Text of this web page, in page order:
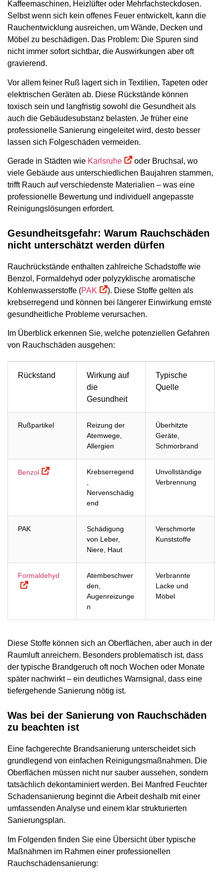
Kaffeemaschinen, Heizlüfter oder Mehrfachsteckdosen.
Selbst wenn sich kein offenes Feuer entwickelt, kann die
Rauchentwicklung ausreichen, um Wände, Decken und
Möbel zu beschädigen. Das Problem: Die Spuren sind
nicht immer sofort sichtbar, die Auswirkungen aber oft
gravierend.
Vor allem feiner Ruß lagert sich in Textilien, Tapeten oder
elektrischen Geräten ab. Diese Rückstände können
toxisch sein und langfristig sowohl die Gesundheit als
auch die Gebäudesubstanz belasten. Je früher eine
professionelle Sanierung eingeleitet wird, desto besser
lassen sich Folgeschäden vermeiden.
Gerade in Städten wie Karlsruhe
oder Bruchsal, wo
viele Gebäude aus unterschiedlichen Baujahren stammen,
trifft Rauch auf verschiedenste Materialien – was eine
professionelle Bewertung und individuell angepasste
Reinigungslösungen erfordert.
Gesundheitsgefahr: Warum Rauchschäden
nicht unterschätzt werden dürfen
Rauchrückstände enthalten zahlreiche Schadstoffe wie
Benzol, Formaldehyd oder polyzyklische aromatische
Kohlenwasserstoffe (PAK
). Diese Stoffe gelten als
krebserregend und können bei längerer Einwirkung ernste
gesundheitliche Probleme verursachen.
Im Überblick erkennen Sie, welche potenziellen Gefahren
von Rauchschäden ausgehen:
Rückstand
Wirkung auf
die
Gesundheit
Typische
Quelle
Rußpartikel
Reizung der
Atemwege,
Allergien
Überhitzte
Geräte,
Schmorbrand
Benzol
Krebserregend
,
Nervenschädig
end
Unvollständige
Verbrennung
PAK
Schädigung
von Leber,
Niere, Haut
Verschmorte
Kunststoffe
Formaldehyd
Atembeschwer
den,
Augenreizunge
n
Verbrannte
Lacke und
Möbel
Diese Stoffe können sich an Oberflächen, aber auch in der
Raumluft anreichern. Besonders problematisch ist, dass
der typische Brandgeruch oft noch Wochen oder Monate
später nachwirkt – ein deutliches Warnsignal, dass eine
tiefergehende Sanierung nötig ist.
Was bei der Sanierung von Rauchschäden
zu beachten ist
Eine fachgerechte Brandsanierung unterscheidet sich
grundlegend von einfachen Reinigungsmaßnahmen. Die
Oberflächen müssen nicht nur sauber aussehen, sondern
tatsächlich dekontaminiert werden. Bei Manfred Feuchter
Schadensanierung beginnt die Arbeit deshalb mit einer
umfassenden Analyse und einem klar strukturierten
Sanierungsplan.
Im Folgenden finden Sie eine Übersicht über typische
Maßnahmen im Rahmen einer professionellen
Rauchschadensanierung: